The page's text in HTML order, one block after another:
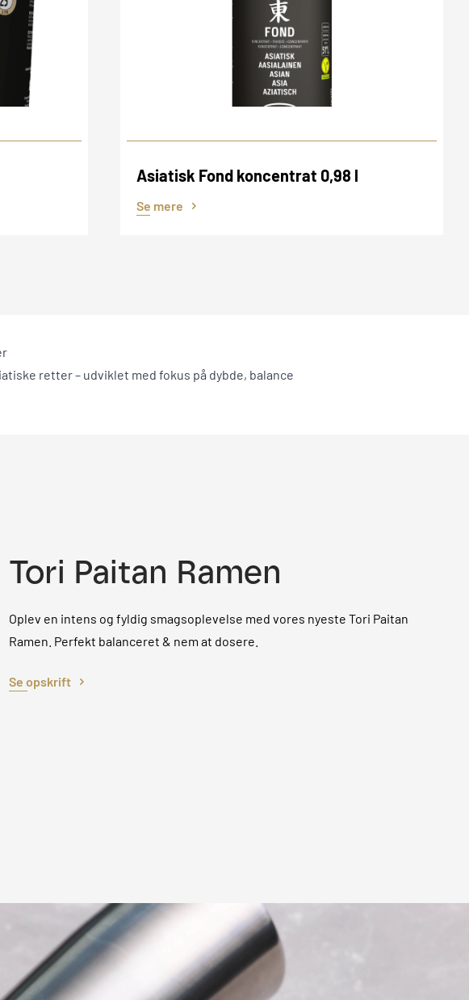
Asiatisk Fond koncentrat 0,98 l
Se mere
retter – udviklet med fokus på dybde, balance
Tori Paitan Ramen
Oplev en intens og fyldig smagsoplevelse med vores nyeste Tori Paitan
Ramen. Perfekt balanceret & nem at dosere.
Se opskrift